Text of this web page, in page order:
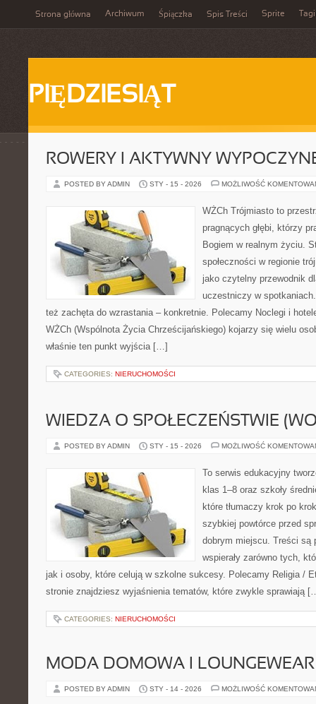
Strona główna Archiwum Śpiączka Spis Treści Sprite Tagi
PIĘDZIESIĄT
ROWERY I AKTYWNY
POSTED BY ADMIN STY - 15 - 2026 MOŻLIWOŚĆ
WŻCh Trójmiasto to
pragnących głębi, którzy
Bogiem w realnym życiu.
społeczności w regionie
jako czytelny przewodnik
uczestniczy w
też zachęta do wzrastania – konkretnie. Polecamy Noclegi i
WŻCh (Wspólnota Życia Chrześcijańskiego) kojarzy się wielu
właśnie ten punkt wyjścia […]
CATEGORIES: NIERUCHOMOŚCI
WIEDZA O SPOŁECZEŃSTWIE
POSTED BY ADMIN STY - 15 - 2026 MOŻLIWOŚĆ
To serwis edukacyjny
klas 1–8 oraz szkoły
które tłumaczy krok po
szybkiej powtórce przed
dobrym miejscu. Treści są
wspierały zarówno tych,
jak i osoby, które celują w szkolne sukcesy. Polecamy Religia /
stronie znajdziesz wyjaśnienia tematów, które zwykle sprawiają
CATEGORIES: NIERUCHOMOŚCI
MODA DOMOWA I LOUNGEWEAR
POSTED BY ADMIN STY - 14 - 2026 MOŻLIWOŚĆ